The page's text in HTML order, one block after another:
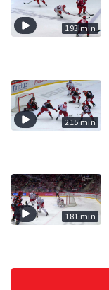
193 min
215 min
181 min